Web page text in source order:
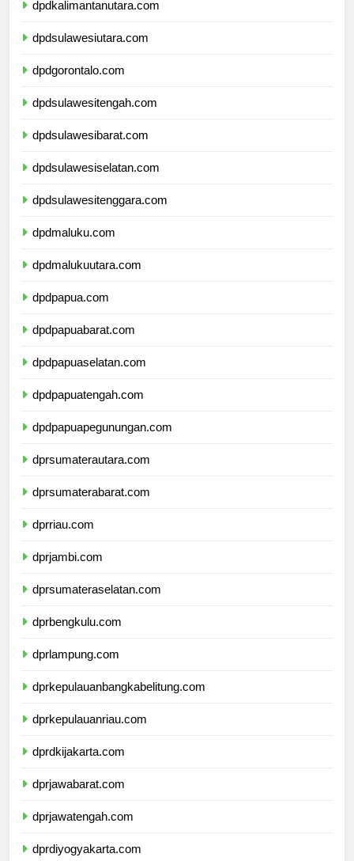
dpdkalimantanutara.com
dpdsulawesiutara.com
dpdgorontalo.com
dpdsulawesitengah.com
dpdsulawesibarat.com
dpdsulawesiselatan.com
dpdsulawesitenggara.com
dpdmaluku.com
dpdmalukuutara.com
dpdpapua.com
dpdpapuabarat.com
dpdpapuaselatan.com
dpdpapuatengah.com
dpdpapuapegunungan.com
dprsumaterautara.com
dprsumaterabarat.com
dprriau.com
dprjambi.com
dprsumateraselatan.com
dprbengkulu.com
dprlampung.com
dprkepulauanbangkabelitung.com
dprkepulauanriau.com
dprdkijakarta.com
dprjawabarat.com
dprjawatengah.com
dprdiyogyakarta.com